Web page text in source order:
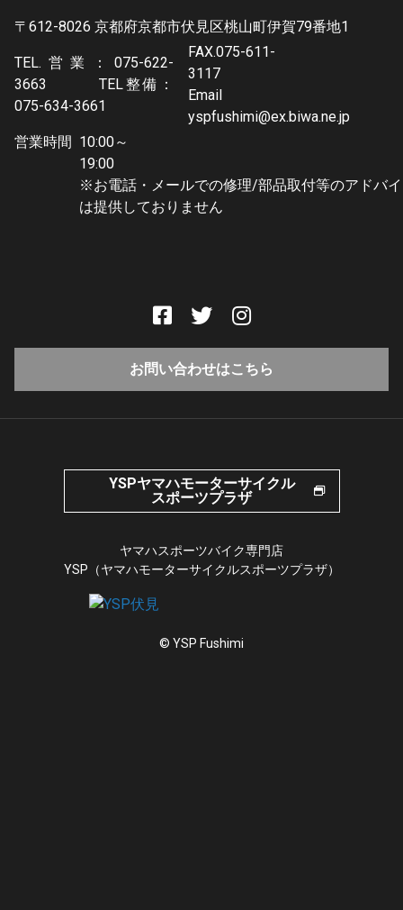
〒612-8026 京都府京都市伏見区桃山町伊賀79番地1
TEL.営業：075-622-
3663 TEL整備：
075-634-3661
FAX.075-611-
3117
Email
yspfushimi@ex.biwa.ne.jp
営業時間 10:00～
※お電話・メールでの修理/部品取付等のアドバ
は提供しておりません
お問い合わせはこちら
YSPヤマハモーターサイクル
スポーツプラザ
ヤマハスポーツバイク専門店
YSP（ヤマハモーターサイクルスポーツプラザ）
© YSP Fushimi